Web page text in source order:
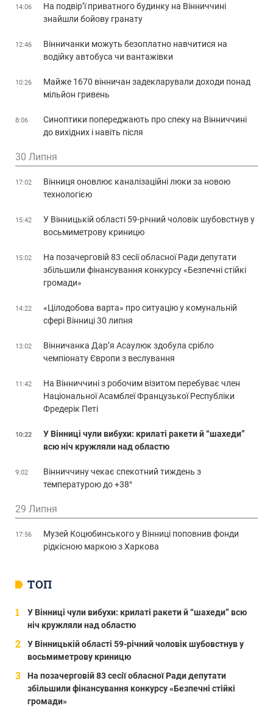
ТОП
У Вінниці чули вибухи: крилаті ракети й “шахеди” всю
ніч кружляли над областю
У Вінницькій області 59-річний чоловік шубовстнув у
восьмиметрову криницю
На позачерговій 83 сесії обласної Ради депутати
збільшили фінансування конкурсу «Безпечні стійкі
громади»
14:06
На подвір’ї приватного будинку на Вінниччині
знайшли бойову гранату
12:46
Вінничанки можуть безоплатно навчитися на
водійку автобуса чи вантажівки
10:26
Майже 1670 вінничан задекларували доходи понад
мільйон гривень
8:06
Синоптики попереджають про спеку на Вінниччині
до вихідних і навіть після
30 Липня
17:02
Вінниця оновлює каналізаційні люки за новою
технологією
15:42
У Вінницькій області 59-річний чоловік шубовстнув у
восьмиметрову криницю
15:02
На позачерговій 83 сесії обласної Ради депутати
збільшили фінансування конкурсу «Безпечні стійкі
громади»
14:22
«Цілодобова варта» про ситуацію у комунальній
сфері Вінниці 30 липня
13:02
Вінничанка Дар’я Асаулюк здобула срібло
чемпіонату Європи з веслування
11:42
На Вінниччині з робочим візитом перебуває член
Національної Асамблеї Французької Республіки
Фредерік Петі
10:22
У Вінниці чули вибухи: крилаті ракети й “шахеди”
всю ніч кружляли над областю
9:02
Вінниччину чекає спекотний тиждень з
температурою до +38°
29 Липня
17:56
Музей Коцюбинського у Вінниці поповнив фонди
рідкісною маркою з Харкова